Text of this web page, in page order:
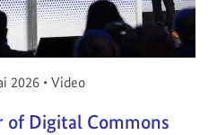
am:
2026 • Video
of Digital Commons